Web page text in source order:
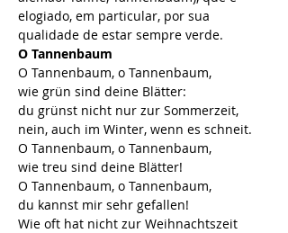
elogiado, em particular, por sua
qualidade de estar sempre verde.
O Tannenbaum
O Tannenbaum, o Tannenbaum,
wie grün sind deine Blätter:
du grünst nicht nur zur Sommerzeit,
nein, auch im Winter, wenn es schneit.
O Tannenbaum, o Tannenbaum,
wie treu sind deine Blätter!
O Tannenbaum, o Tannenbaum,
du kannst mir sehr gefallen!
Wie oft hat nicht zur Weihnachtszeit